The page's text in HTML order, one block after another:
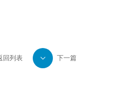
回列表  下一篇